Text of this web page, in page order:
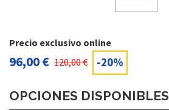
Precio exclusivo online
96,00 € 120,00 € -20%
OPCIONES DISPONIBLES